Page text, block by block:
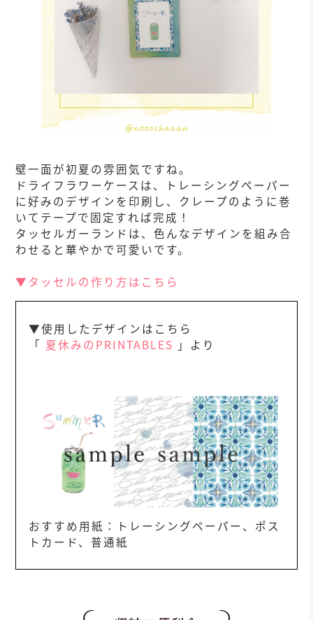
壁一面が初夏の雰囲気ですね。
ドライフラワーケースは、トレーシングペーパー
に好みのデザインを印刷し、クレープのように巻
いてテープで固定すれば完成！
タッセルガーランドは、色んなデザインを組み合
わせると華やかで可愛いです。
▼タッセルの作り方はこちら
▼使用したデザインはこちら
「 夏休みのPRINTABLES 」より
おすすめ用紙：トレーシングペーパー、ポス
トカード、普通紙